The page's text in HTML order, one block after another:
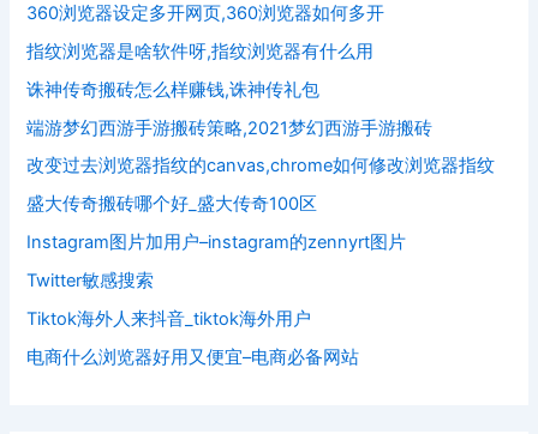
360浏览器设定多开网页,360浏览器如何多开
指纹浏览器是啥软件呀,指纹浏览器有什么用
诛神传奇搬砖怎么样赚钱,诛神传礼包
端游梦幻西游手游搬砖策略,2021梦幻西游手游搬砖
改变过去浏览器指纹的canvas,chrome如何修改浏览器指纹
盛大传奇搬砖哪个好_盛大传奇100区
Instagram图片加用户–instagram的zennyrt图片
Twitter敏感搜索
Tiktok海外人来抖音_tiktok海外用户
电商什么浏览器好用又便宜–电商必备网站